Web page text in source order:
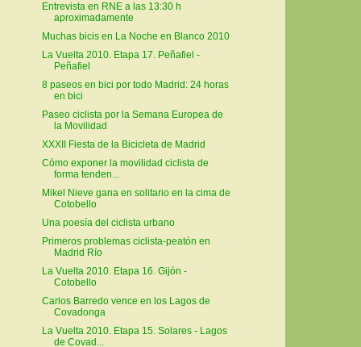
Entrevista en RNE a las 13:30 h
aproximadamente
Muchas bicis en La Noche en Blanco 2010
La Vuelta 2010. Etapa 17. Peñafiel -
Peñafiel
8 paseos en bici por todo Madrid: 24 horas
en bici
Paseo ciclista por la Semana Europea de
la Movilidad
XXXII Fiesta de la Bicicleta de Madrid
Cómo exponer la movilidad ciclista de
forma tenden...
Mikel Nieve gana en solitario en la cima de
Cotobello
Una poesía del ciclista urbano
Primeros problemas ciclista-peatón en
Madrid Río
La Vuelta 2010. Etapa 16. Gijón -
Cotobello
Carlos Barredo vence en los Lagos de
Covadonga
La Vuelta 2010. Etapa 15. Solares - Lagos
de Covad...